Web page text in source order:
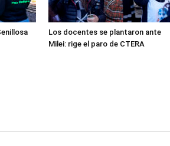
Los docentes se plantaron ante
Milei: rige el paro de CTERA